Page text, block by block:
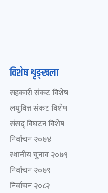
विशेष शृङ्खला
सहकारी संकट विशेष
लघुवित्त संकट विशेष
संसद् विघटन विशेष
निर्वाचन २०७४
स्थानीय चुनाव २०७९
निर्वाचन २०७९
निर्वाचन २०८२